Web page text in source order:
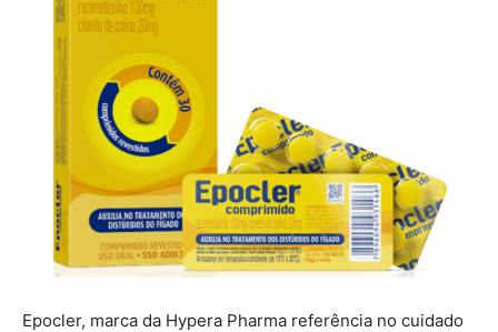
Epocler, marca da Hypera Pharma referência no cuidado